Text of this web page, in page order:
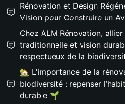
Rénovation et Design
Vision pour Construire un
Chez ALM Rénovation,
traditionnelle et vision
respectueux de la
🏡 L'importance de la
biodiversité : repenser
durable 🌱